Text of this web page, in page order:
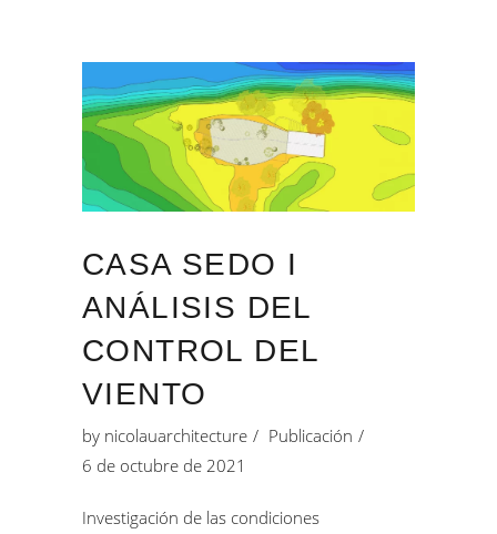
CASA SEDO I
ANÁLISIS DEL
CONTROL DEL
VIENTO
by nicolauarchitecture
Publicación
6 de octubre de 2021
Investigación de las condiciones